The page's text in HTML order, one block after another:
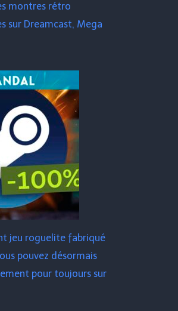
montres rétro
sur Dreamcast, Mega
jeu roguelite fabriqué
pouvez désormais
pour toujours sur